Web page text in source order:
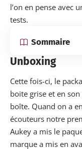
l’on en pense avec
tests.
Sommaire
Unboxing
Cette fois-ci, le
boite grise et en
boîte. Quand on a
écouteurs notre
Aukey a mis le
marque a mis en